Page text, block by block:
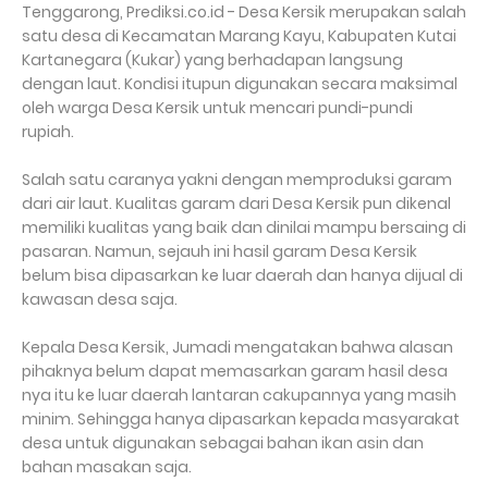
Tenggarong, Prediksi.co.id - Desa Kersik merupakan salah
satu desa di Kecamatan Marang Kayu, Kabupaten Kutai
Kartanegara (Kukar) yang berhadapan langsung
dengan laut. Kondisi itupun digunakan secara maksimal
oleh warga Desa Kersik untuk mencari pundi-pundi
rupiah.
Salah satu caranya yakni dengan memproduksi garam
dari air laut. Kualitas garam dari Desa Kersik pun dikenal
memiliki kualitas yang baik dan dinilai mampu bersaing di
pasaran. Namun, sejauh ini hasil garam Desa Kersik
belum bisa dipasarkan ke luar daerah dan hanya dijual di
kawasan desa saja.
Kepala Desa Kersik, Jumadi mengatakan bahwa alasan
pihaknya belum dapat memasarkan garam hasil desa
nya itu ke luar daerah lantaran cakupannya yang masih
minim. Sehingga hanya dipasarkan kepada masyarakat
desa untuk digunakan sebagai bahan ikan asin dan
bahan masakan saja.